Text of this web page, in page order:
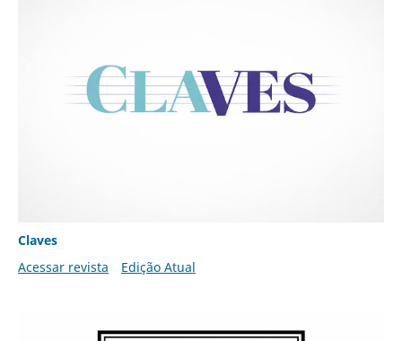
Claves
Acessar revista
Edição Atual